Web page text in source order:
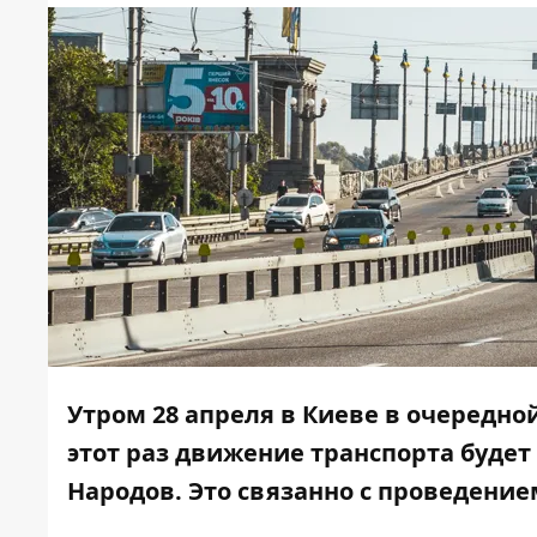
Утром 28 апреля в Киеве в
этот раз движение транспорта
Народов. Это связанно с